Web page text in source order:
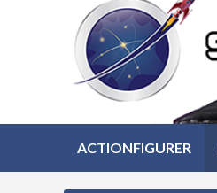
ACTIONFIGURER